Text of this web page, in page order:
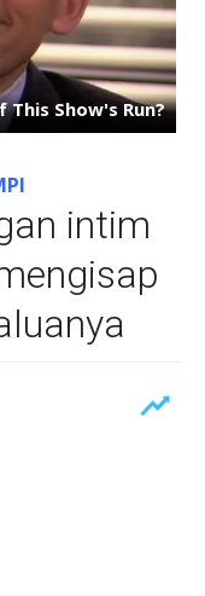
intim